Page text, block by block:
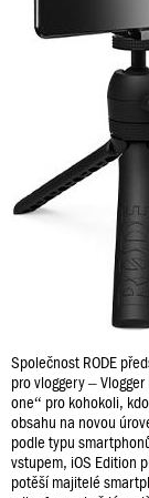
Společnost RODE
pro vloggery –
one“ pro kohokoli,
obsahu na novou
podle typu
vstupem, iOS Edition
potěší majitelé